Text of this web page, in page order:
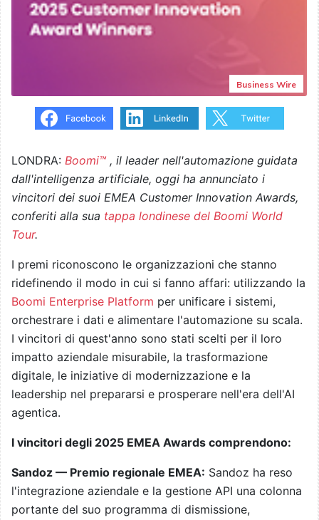
Business Wire
LONDRA: Boomi™ , il leader nell'automazione guidata
dall'intelligenza artificiale, oggi ha annunciato i
vincitori dei suoi EMEA Customer Innovation Awards,
conferiti alla sua tappa londinese del Boomi World
Tour.
I premi riconoscono le organizzazioni che stanno
ridefinendo il modo in cui si fanno affari: utilizzando la
Boomi Enterprise Platform per unificare i sistemi,
orchestrare i dati e alimentare l'automazione su scala.
I vincitori di quest'anno sono stati scelti per il loro
impatto aziendale misurabile, la trasformazione
digitale, le iniziative di modernizzazione e la
leadership nel prepararsi e prosperare nell'era dell'AI
agentica.
I vincitori degli 2025 EMEA Awards comprendono:
Sandoz — Premio regionale EMEA: Sandoz ha reso
l'integrazione aziendale e la gestione API una colonna
portante del suo programma di dismissione,